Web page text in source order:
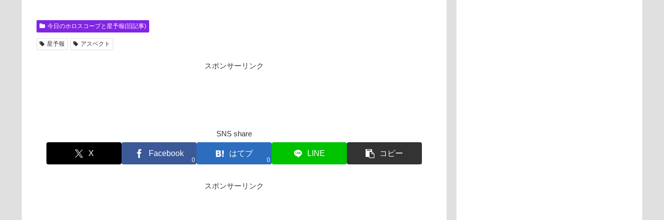
今日のホロスコープと星予報(旧記事)
星予報 アスペクト
スポンサーリンク
SNS share
X Facebook
0
はてブ
0
LINE コピー
スポンサーリンク